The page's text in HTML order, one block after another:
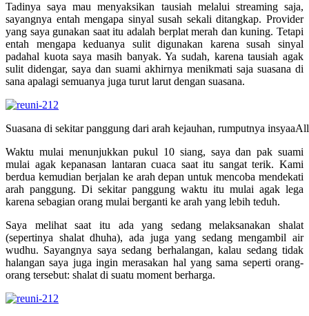
Tadinya saya mau menyaksikan tausiah melalui streaming saja,
sayangnya entah mengapa sinyal susah sekali ditangkap. Provider
yang saya gunakan saat itu adalah berplat merah dan kuning. Tetapi
entah mengapa keduanya sulit digunakan karena susah sinyal
padahal kuota saya masih banyak. Ya sudah, karena tausiah agak
sulit didengar, saya dan suami akhirnya menikmati saja suasana di
sana apalagi semuanya juga turut larut dengan suasana.
Suasana di sekitar panggung dari arah kejauhan, rumputnya
Waktu mulai menunjukkan pukul 10 siang, saya dan pak suami
mulai agak kepanasan lantaran cuaca saat itu sangat terik. Kami
berdua kemudian berjalan ke arah depan untuk mencoba mendekati
arah panggung. Di sekitar panggung waktu itu mulai agak lega
karena sebagian orang mulai berganti ke arah yang lebih teduh.
Saya melihat saat itu ada yang sedang melaksanakan shalat
(sepertinya shalat dhuha), ada juga yang sedang mengambil air
wudhu. Sayangnya saya sedang berhalangan, kalau sedang tidak
halangan saya juga ingin merasakan hal yang sama seperti orang-
orang tersebut: shalat di suatu moment berharga.